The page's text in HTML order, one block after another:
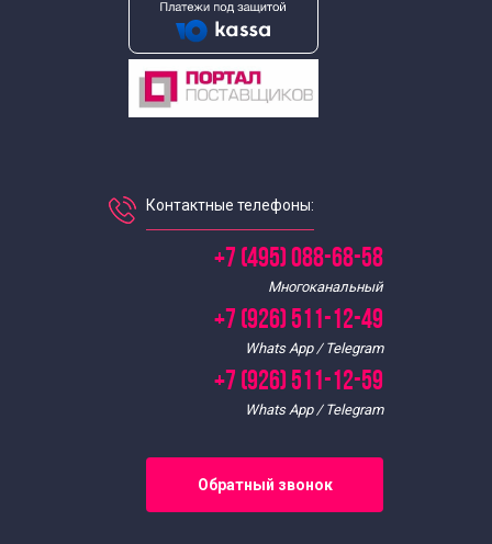
Контактные телефоны:
+7 (495) 088-68-58
Многоканальный
+7 (926) 511-12-49
Whats App / Telegram
+7 (926) 511-12-59
Whats App / Telegram
Обратный звонок